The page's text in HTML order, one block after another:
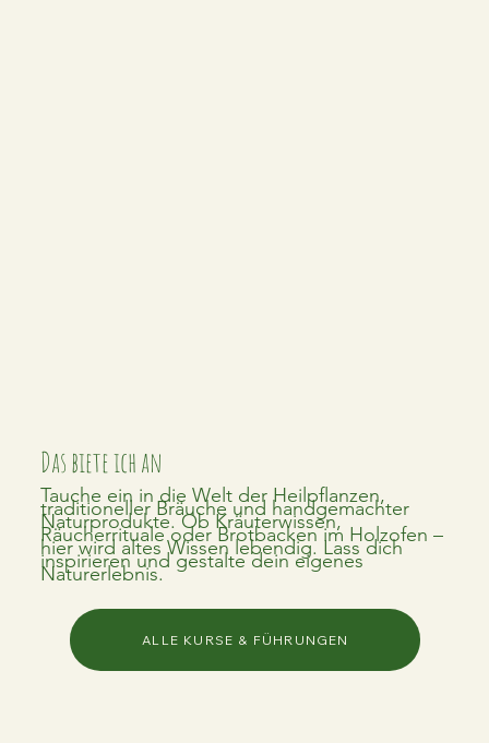
Das biete ich an
Tauche ein in die Welt der Heilpflanzen,
traditioneller Bräuche und handgemachter
Naturprodukte. Ob Kräuterwissen,
Räucherrituale oder Brotbacken im Holzofen –
hier wird altes Wissen lebendig. Lass dich
inspirieren und gestalte dein eigenes
Naturerlebnis.
ALLE KURSE & FÜHRUNGEN